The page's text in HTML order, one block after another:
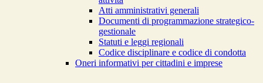
Atti amministrativi generali
Documenti di programmazione strategico-
gestionale
Statuti e leggi regionali
Codice disciplinare e codice di condotta
Oneri informativi per cittadini e imprese